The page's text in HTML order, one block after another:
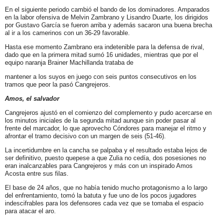
En el siguiente periodo cambió el bando de los dominadores. Amparados
en la labor ofensiva de Melvin Zambrano y Lisandro Duarte, los dirigidos
por Gustavo García se fueron arriba y además sacaron una buena brecha
al ir a los camerinos con un 36-29 favorable.
Hasta ese momento Zambrano era indetenible para la defensa de rival,
dado que en la primera mitad sumó 16 unidades, mientras que por el
equipo naranja Brainer Machillanda trataba de
mantener a los suyos en juego con seis puntos consecutivos en los
tramos que peor la pasó Cangrejeros.
Amos, el salvador
Cangrejeros ajustó en el comienzo del complemento y pudo acercarse en
los minutos iniciales de la segunda mitad aunque sin poder pasar al
frente del marcador, lo que aprovecho Cóndores para manejar el ritmo y
afrontar el tramo decisivo con un margen de seis (51-46).
La incertidumbre en la cancha se palpaba y el resultado estaba lejos de
ser definitivo, puesto quepese a que Zulia no cedía, dos posesiones no
eran inalcanzables para Cangrejeros y más con un inspirado Amos
Acosta entre sus filas.
El base de 24 años, que no había tenido mucho protagonismo a lo largo
del enfrentamiento, tomó la batuta y fue uno de los pocos jugadores
indescifrables para los defensores cada vez que se tomaba el espacio
para atacar el aro.